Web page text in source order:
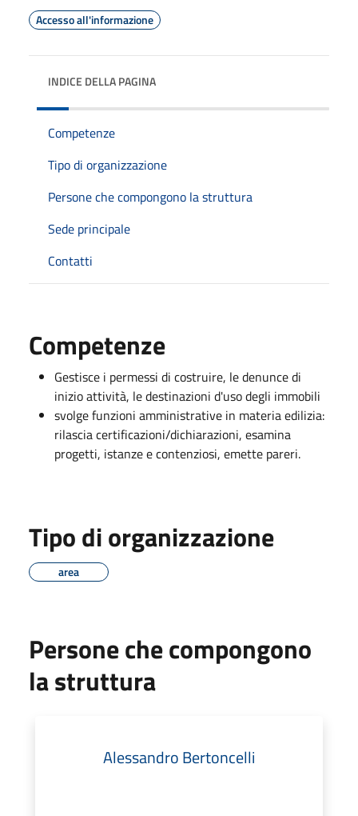
Accesso all'informazione
INDICE DELLA PAGINA
Competenze
Tipo di organizzazione
Persone che compongono la struttura
Sede principale
Contatti
Competenze
Gestisce i permessi di costruire, le denunce di
inizio attività, le destinazioni d'uso degli immobili
svolge funzioni amministrative in materia edilizia:
rilascia certificazioni/dichiarazioni, esamina
progetti, istanze e contenziosi, emette pareri.
Tipo di organizzazione
area
Persone che compongono
la struttura
Alessandro Bertoncelli